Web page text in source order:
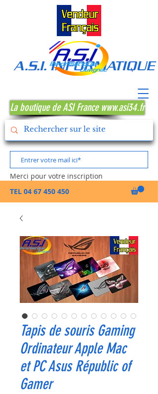
TEL 04 67 450 450
A.S.I.
La boutique de ASI France www.asi34.fr
Merci pour votre inscription
Tapis de souris Gaming
Ordinateur Apple Mac
et PC Asus Républic of
Gamer